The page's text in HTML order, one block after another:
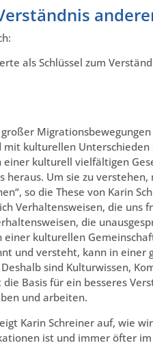
als Schlüssel zum
kulturellen Unterschieden
kulturell vielfältigen
Um sie zu verstehen,
so die These von Karin
Verhaltensweisen, die uns
die
einer kulturellen
und versteht, kann in einer
sind Kulturwissen,
Basis für ein besseres
und arbeiten.
Karin Schreiner auf, wie
ist und immer öfter